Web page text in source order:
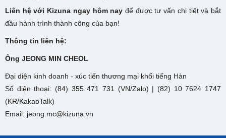
Liên hệ với Kizuna ngay hôm nay để được tư vấn chi tiết và bắt
đầu hành trình thành công của bạn!
Thông tin liên hệ:
Ông JEONG MIN CHEOL
Đại diện kinh doanh - xúc tiến thương mại khối tiếng Hàn
Số điện thoại: (84) 355 471 731 (VN/Zalo) | (82) 10 7624 1747
(KR/KakaoTalk)
Email: jeong.mc@kizuna.vn